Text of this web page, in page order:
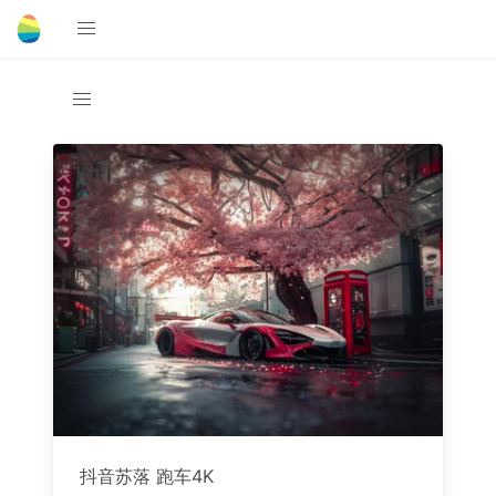
抖音苏落 跑车4K